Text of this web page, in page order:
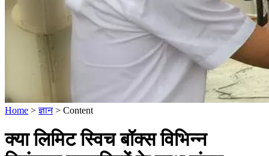
Home >ज्ञान> Content
क्या लिमिट स्विच बॉक्स विभिन्न